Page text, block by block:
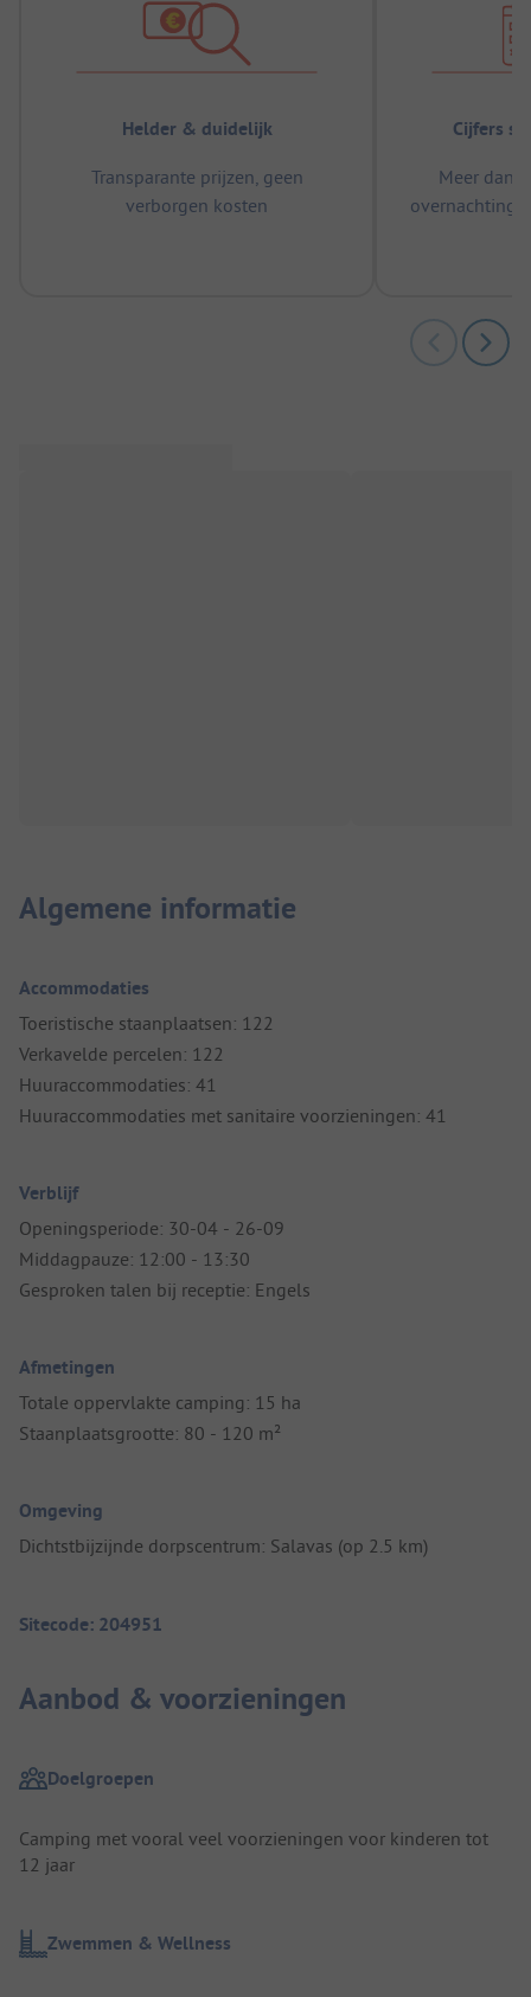
Helder & duidelijk
Transparante prijzen, geen
verborgen kosten
Cijfers
Meer dan
Algemene informatie
Accommodaties
Toeristische staanplaatsen: 122
Verkavelde percelen: 122
Huuraccommodaties: 41
Huuraccommodaties met sanitaire voorzieningen: 41
Verblijf
Openingsperiode: 30-04 - 26-09
Middagpauze: 12:00 - 13:30
Gesproken talen bij receptie: Engels
Afmetingen
Totale oppervlakte camping: 15 ha
Staanplaatsgrootte: 80 - 120 m²
Omgeving
Dichtstbijzijnde dorpscentrum: Salavas (op 2.5 km)
Sitecode: 204951
Aanbod & voorzieningen
Doelgroepen
Camping met vooral veel voorzieningen voor kinderen tot
12 jaar
Zwemmen & Wellness